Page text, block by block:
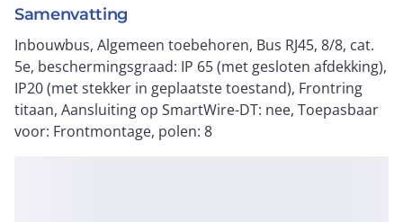
Samenvatting
Inbouwbus, Algemeen toebehoren, Bus RJ45, 8/8, cat.
5e, beschermingsgraad: IP 65 (met gesloten afdekking),
IP20 (met stekker in geplaatste toestand), Frontring
titaan, Aansluiting op SmartWire-DT: nee, Toepasbaar
voor: Frontmontage, polen: 8